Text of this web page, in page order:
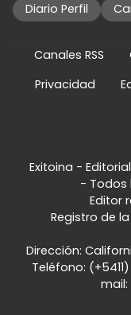
Diario Perfil
Canales RSS
Privacidad
Exitoina - Editorial
- Todos
Editor
Registro de
Dirección:
Teléfono:
mail: